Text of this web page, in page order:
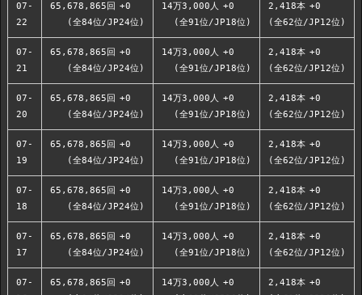
07-
22
65,678,865回 +0
(全84位/JP24位)
14万3,000人 +0
(全91位/JP18位)
2,418本 +0
(全62位/JP12位)
07-
21
65,678,865回 +0
(全84位/JP24位)
14万3,000人 +0
(全91位/JP18位)
2,418本 +0
(全62位/JP12位)
07-
20
65,678,865回 +0
(全84位/JP24位)
14万3,000人 +0
(全91位/JP18位)
2,418本 +0
(全62位/JP12位)
07-
19
65,678,865回 +0
(全84位/JP24位)
14万3,000人 +0
(全91位/JP18位)
2,418本 +0
(全62位/JP12位)
07-
18
65,678,865回 +0
(全84位/JP24位)
14万3,000人 +0
(全91位/JP18位)
2,418本 +0
(全62位/JP12位)
07-
17
65,678,865回 +0
(全84位/JP24位)
14万3,000人 +0
(全91位/JP18位)
2,418本 +0
(全62位/JP12位)
07-
65,678,865回 +0
14万3,000人 +0
2,418本 +0